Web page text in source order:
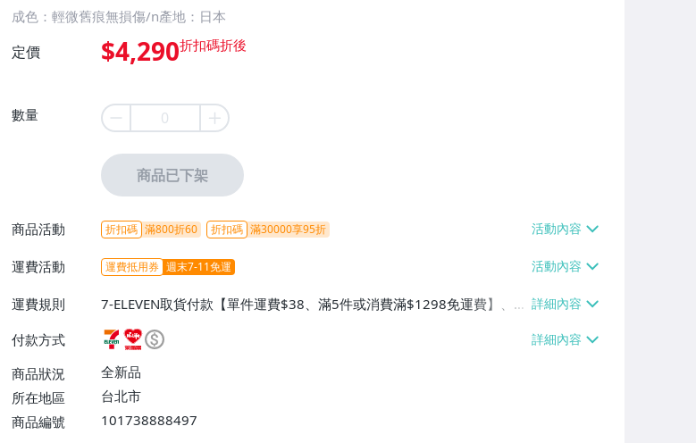
成色：輕微舊痕無損傷/n產地：日本
定價 $4,290
數量
商品已下架
商品活動 折扣碼 滿800折60 折扣碼 滿30000享95折
運費活動 運費抵用券 週末7-11免運
運費規則
7-ELEVEN取貨付款【單件運費$38、滿5件或消費滿$1298免運費】、7-
ELEVEN取貨不付款【免運費】、萊爾富取貨付款【單件運費$60、滿5件
或消費滿$1298免運費】、宅配/貨運【單件運費$120、滿5件或消費滿
$1598免運費】
付款方式
商品狀況
全新品
所在地區
台北市
商品編號
101738888497